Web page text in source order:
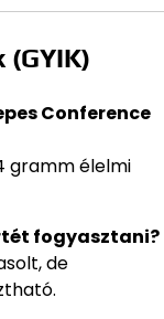
Conference
gramm élelmi
fogyasztani?
de